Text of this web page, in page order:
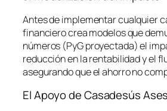
Antes de implementar cualquier
financiero crea modelos que
números (PyG proyectada) el
reducción en la rentabilidad y el
asegurando que el ahorro no
El Apoyo de Casadesús